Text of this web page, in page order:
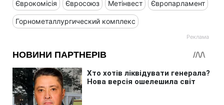
Єврокомісія Євросоюз Метінвест Європарламент
Горнометаллургический комплекс